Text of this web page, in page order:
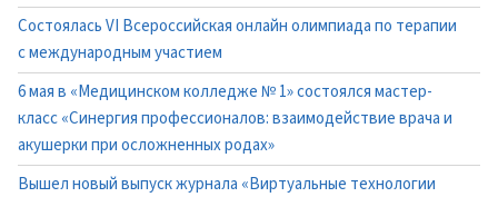
Состоялась VI Всероссийская онлайн олимпиада по терапии
с международным участием
6 мая в «Медицинском колледже № 1» состоялся мастер-
класс «Синергия профессионалов: взаимодействие врача и
акушерки при осложненных родах»
Вышел новый выпуск журнала «Виртуальные технологии